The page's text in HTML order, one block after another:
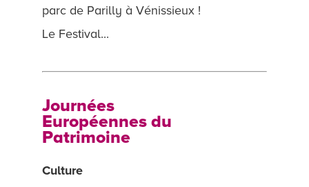
parc de Parilly à Vénissieux !
Le Festival...
Journées
Européennes du
Patrimoine
Culture